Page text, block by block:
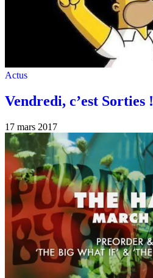
Actus
Vendredi, c’est Sorties !
17 mars 2017